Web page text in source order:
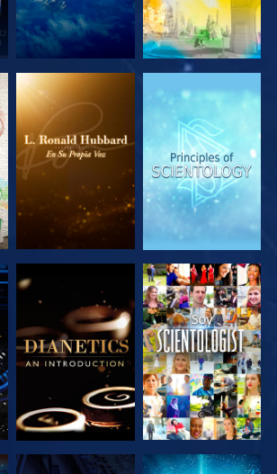
EXPLORA LAS
SERIES
EXPLORA LAS
SERIES
EXPLORA LAS
SERIES
VE